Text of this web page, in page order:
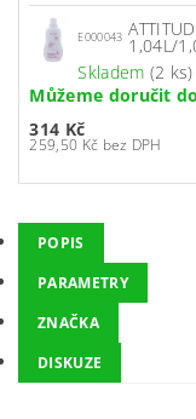
E000043 1,04L/
Skladem (2 ks)
Můžeme doručit
314 Kč
259,50 Kč bez DPH
POPIS
PARAMETRY
ZNAČKA
DISKUZE